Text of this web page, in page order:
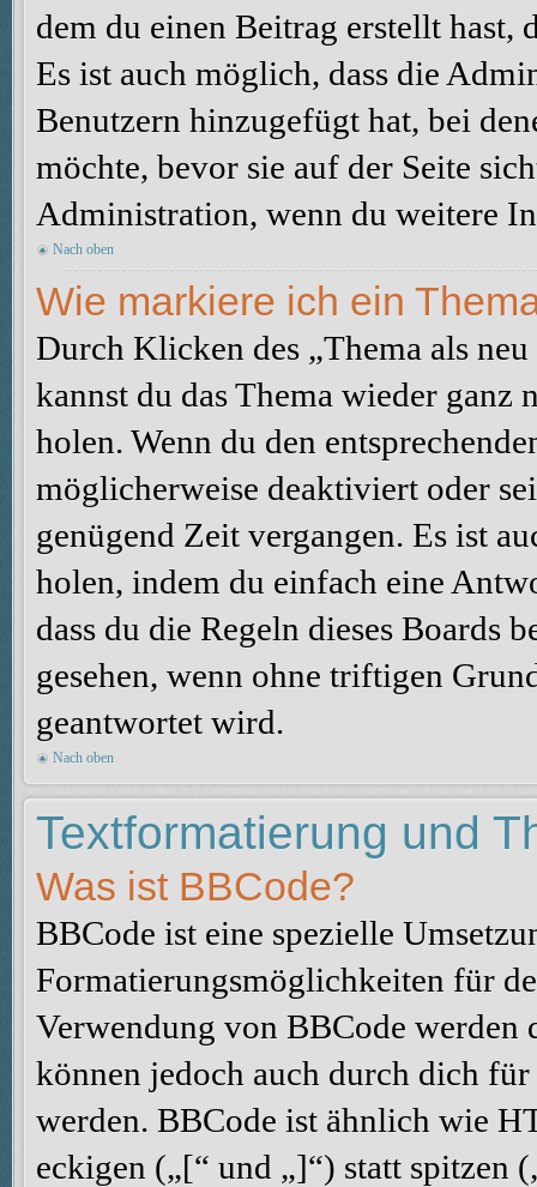
dem du einen Beitrag erstellt hast,
Es ist auch möglich, dass die
Benutzern hinzugefügt hat, bei
möchte, bevor sie auf der Seite
Administration, wenn du weitere
Nach oben
Wie markiere ich ein
Durch Klicken des „Thema als
kannst du das Thema wieder ganz
holen. Wenn du den
möglicherweise deaktiviert oder
genügend Zeit vergangen. Es ist
holen, indem du einfach eine
dass du die Regeln dieses Boards
gesehen, wenn ohne triftigen
geantwortet wird.
Nach oben
Textformatierung und
Was ist BBCode?
BBCode ist eine spezielle
Formatierungsmöglichkeiten für
Verwendung von BBCode
können jedoch auch durch dich
werden. BBCode ist ähnlich wie
eckigen („[“ und „]“) statt spitzen